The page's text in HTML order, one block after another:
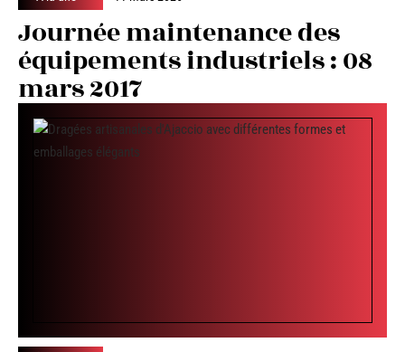
Journée maintenance des
équipements industriels : 08
mars 2017